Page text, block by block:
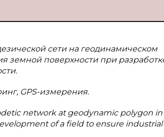
сети на геодинамическом
земной поверхности при
GPS-измерения.
network at geodynamic polygon
of a field to ensure industrial